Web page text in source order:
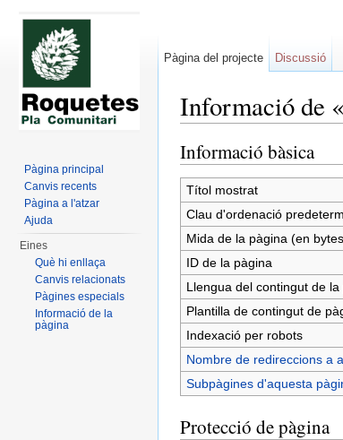
Informació de
Informació bàsica
Títol mostrat
Clau d'ordenació
Mida de la pàgina (en
ID de la pàgina
Llengua del contingut de la
Plantilla de contingut de
Indexació per robots
Nombre de redireccions a
Subpàgines d'aquesta
Protecció de pàgina
Pàgina del projecte Discussió
Pàgina principal
Canvis recents
Pàgina a l'atzar
Ajuda
Eines
Què hi enllaça
Canvis relacionats
Pàgines especials
Informació de la
pàgina